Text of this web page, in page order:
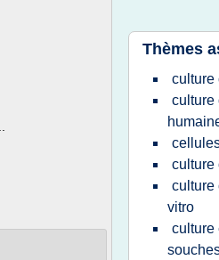
Thèmes
culture
culture
culture
culture
vitro
culture